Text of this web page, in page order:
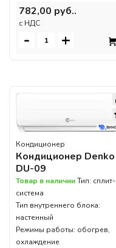
782,00 руб..
c НДС
- +
Кондиционер
Кондиционер Denko
DU-09
Товар в наличииТип: сплит-
система
Тип внутреннего блока:
настенный
Режимы работы: обогрев,
охлаждение